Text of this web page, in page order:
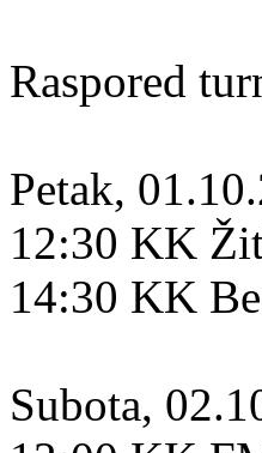
Raspored
Petak,
12:30 KK
14:30 KK
Subota,